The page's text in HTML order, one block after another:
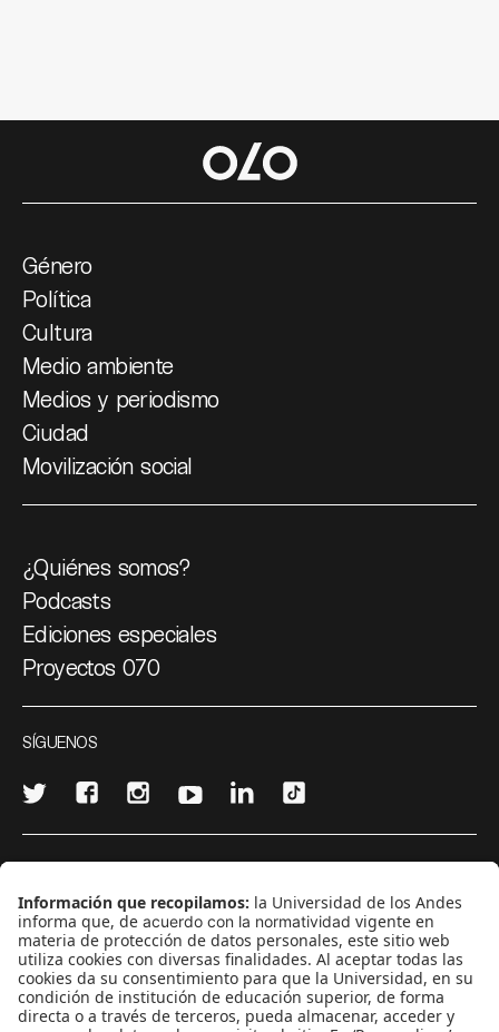
Género
Política
Cultura
Medio ambiente
Medios y periodismo
Ciudad
Movilización social
¿Quiénes somos?
Podcasts
Ediciones especiales
Proyectos 070
SÍGUENOS
CONTÁCTANOS
cerosetenta@uniandes.edu.co
BOGOTÁ, COLOMBIA